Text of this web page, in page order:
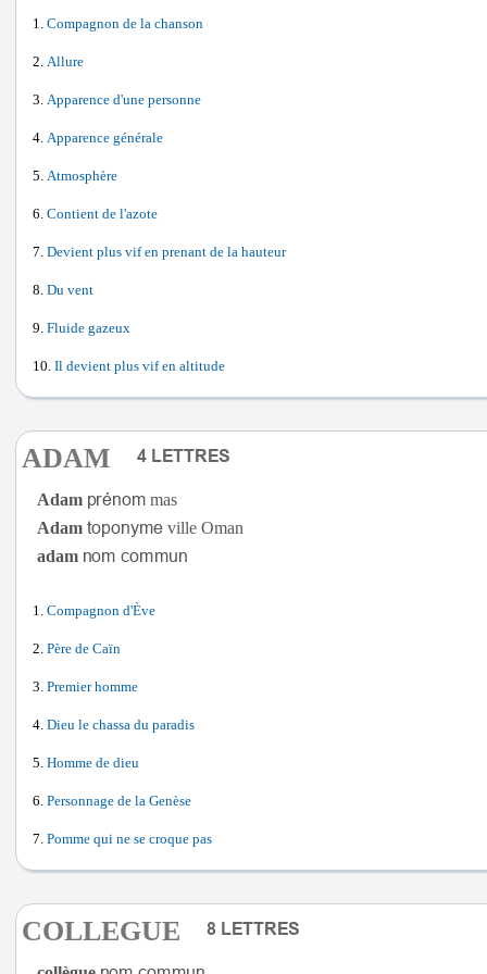
Compagnon de la chanson
Allure
Apparence d'une personne
Apparence générale
Atmosphère
Contient de l'azote
Devient plus vif en prenant de la hauteur
Du vent
Fluide gazeux
Il devient plus vif en altitude
ADAM
Adam
mas
Adam
ville Oman
adam
Compagnon d'Ève
Père de Caïn
Premier homme
Dieu le chassa du paradis
Homme de dieu
Personnage de la Genèse
Pomme qui ne se croque pas
COLLEGUE